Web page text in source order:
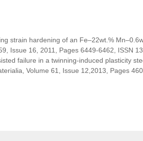
strain hardening of an Fe–22wt.%
Issue 16, 2011, Pages 6449-6462, ISSN
failure in a twinning-induced plasticity
Volume 61, Issue 12,2013, Pages